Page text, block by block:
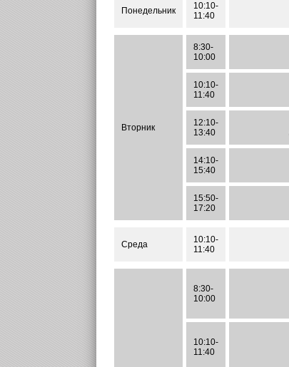
Понедельник
10:10-
11:40
Вторник
8:30-
10:00
10:10-
11:40
12:10-
13:40
14:10-
15:40
15:50-
17:20
Среда
10:10-
11:40
8:30-
10:00
10:10-
11:40